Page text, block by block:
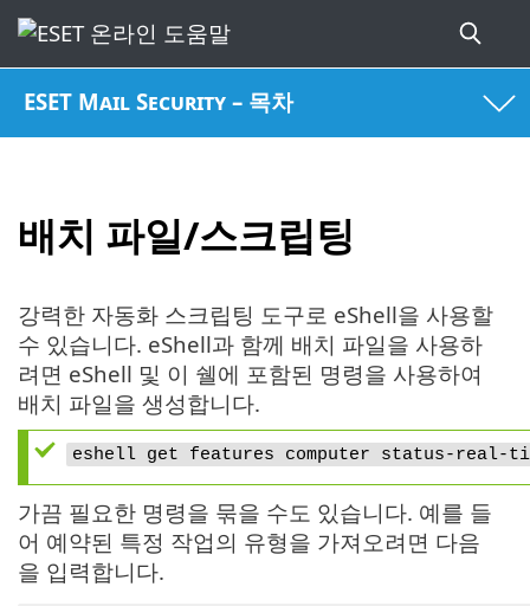
ESET Mail Security – 목차
배치 파일/스크립팅
강력한 자동화 스크립팅 도구로 eShell을 사용할
수 있습니다. eShell과 함께 배치 파일을 사용하
려면 eShell 및 이 쉘에 포함된 명령을 사용하여
배치 파일을 생성합니다.
eshell get features computer status-real-
가끔 필요한 명령을 묶을 수도 있습니다. 예를 들
어 예약된 특정 작업의 유형을 가져오려면 다음
을 입력합니다.